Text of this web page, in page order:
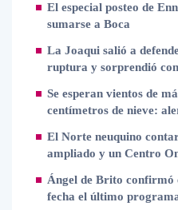
El especial posteo de
sumarse a Boca
La Joaqui salió a
ruptura y sorprendió
Se esperan vientos de
centímetros de nieve:
El Norte neuquino
ampliado y un Centro
Ángel de Brito
fecha el último